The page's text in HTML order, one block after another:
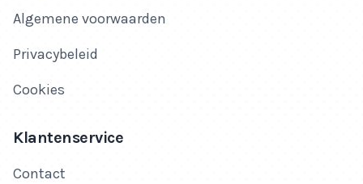
Algemene voorwaarden
Privacybeleid
Cookies
Klantenservice
Contact